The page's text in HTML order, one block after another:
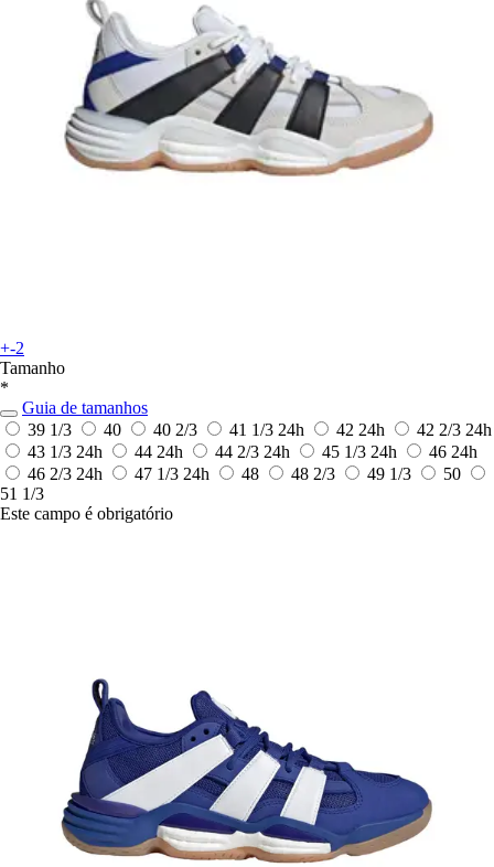
+-2
Tamanho
*
Guia de tamanhos
39 1/3
40 40 2/3 41 1/3 24h 42 24h 42 2/3 24h
43 1/3 24h 44 24h 44 2/3 24h 45 1/3 24h 46 24h
46 2/3 24h 47 1/3 24h 48 48 2/3 49 1/3
50
51 1/3
Este campo é obrigatório